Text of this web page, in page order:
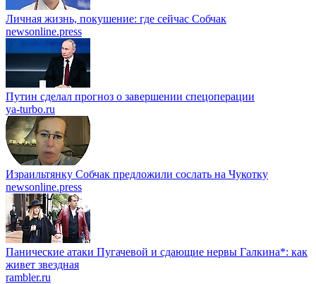
Личная жизнь, покушение: где сейчас Собчак
newsonline.press
Путин сделал прогноз о завершении спецоперации
ya-turbo.ru
Израильтянку Собчак предложили сослать на Чукотку
newsonline.press
Панические атаки Пугачевой и сдающие нервы Галкина*: как
живет звездная
rambler.ru